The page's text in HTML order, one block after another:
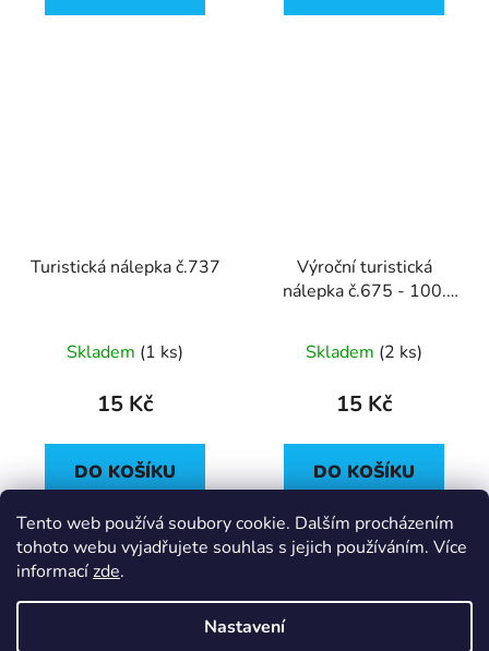
Tento web používá soubory cookie. Dalším procházením
tohoto webu vyjadřujete souhlas s jejich používáním. Více
informacízde.
Nastavení
Turistická nálepka č.737
Skladem (1 ks)
15 Kč
DO KOŠÍKU
Výroční turistická
nálepka č.675 - 100.
Skladem (2 ks)
15 Kč
DO KOŠÍKU
Moje objednávka